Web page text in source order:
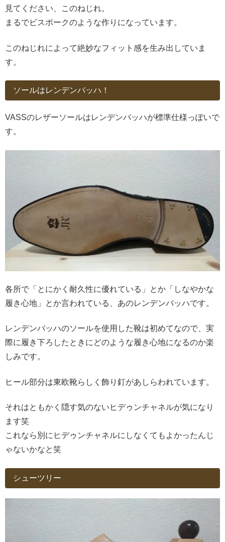
見てください、このねじれ。
まるでビスポークのような作りになっています。
このねじれによって絶妙なフィット感を生み出していま
す。
ソールはレンデンバッハ！
VASSのレザーソールはレンデンバッハが標準仕様っぽいで
す。
各所で「とにかく耐久性に優れている」とか「しなやかな
履き心地」とか言われている、あのレンデンバッハです。
レンデンバッハのソールを使用した靴は初めてなので、実
際に履き下ろしたときにどのような履き心地になるのか楽
しみです。
ヒール部分は東欧靴らしく飾り釘があしらわれています。
それはともかく隠す気のないヒデゥンチャネルが気になり
ます笑
これなら別にヒデゥンチャネルにしなくてもよかったんじ
ゃないかなと笑
シューツリー